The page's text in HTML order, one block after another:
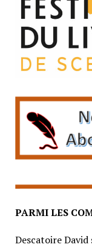
PARMI LES
Descatoire David